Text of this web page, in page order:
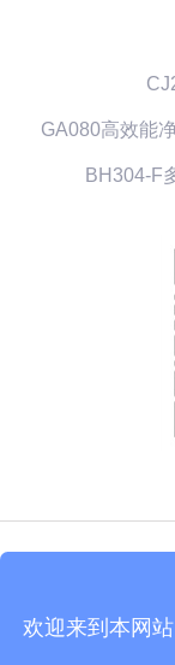
欢迎来到本网
GA080高效能
BH304-F
技术支持